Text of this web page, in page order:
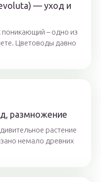
— уход и
поникающий – одно из
Цветоводы давно
размножение
растение
немало древних